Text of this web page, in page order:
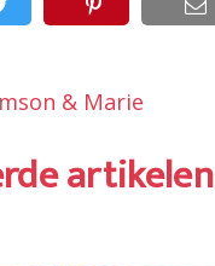
artikelen